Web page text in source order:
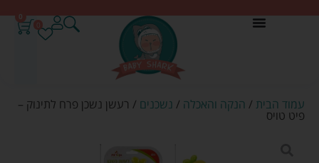
0
עמוד הבית / הנקה והאכלה / נשכנים / רעשן נשכן פרח לתינוק –
פיט טויס